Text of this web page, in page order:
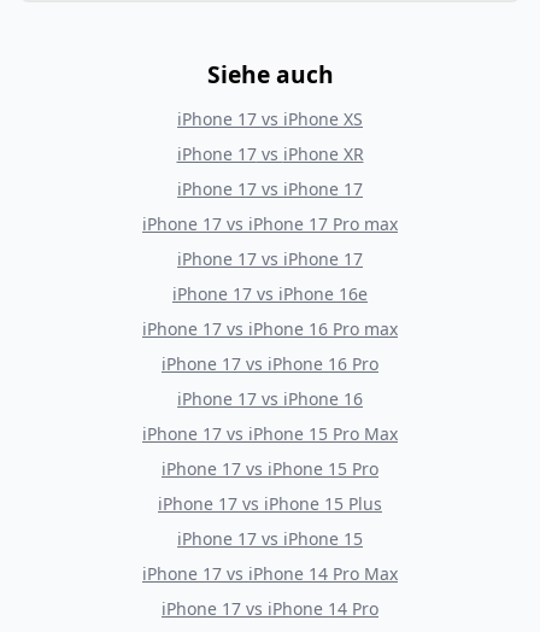
Siehe auch
iPhone 17 vs iPhone XS
iPhone 17vs iPhone XR
iPhone 17 vs iPhone 17
iPhone 17 vs iPhone 17 Pro max
iPhone 17 vs iPhone 17
iPhone 17 vs iPhone 16e
iPhone 17 vs iPhone 16 Pro max
iPhone 17 vs iPhone 16 Pro
iPhone 17 vs iPhone 16
iPhone 17 vs iPhone 15 Pro Max
iPhone 17 vs iPhone 15 Pro
iPhone 17 vs iPhone 15 Plus
iPhone 17 vs iPhone 15
iPhone 17 vs iPhone 14 Pro Max
iPhone 17 vs iPhone 14 Pro